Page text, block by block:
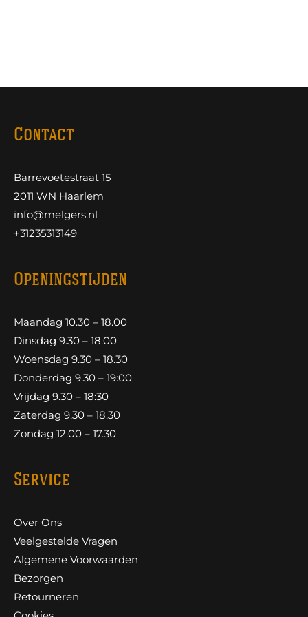
Contact
Barrevoetestraat 15
2011 WN Haarlem
info@melgers.nl
+31235313149
Openingstijden
Maandag 10.30 – 18.00
Dinsdag 9.30 – 18.00
Woensdag 9.30 – 18.30
Donderdag 9.30 – 19:00
Vrijdag 9.30 – 18:30
Zaterdag 9.30 – 18.30
Zondag 12.00 – 17.30
Service
Over Ons
Veelgestelde Vragen
Algemene Voorwaarden
Bezorgen
Retourneren